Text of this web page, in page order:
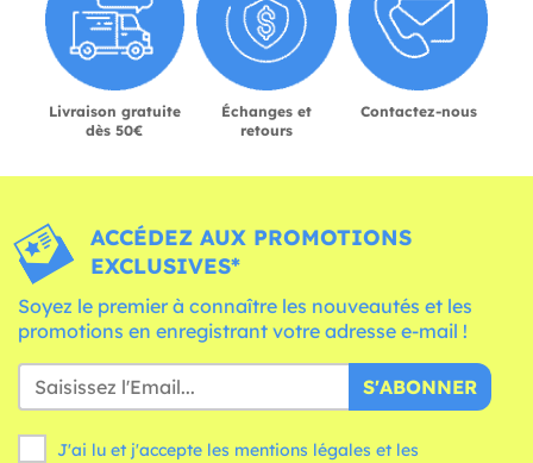
Livraison gratuite
dès 50€
Échanges et
retours
Contactez-nous
ACCÉDEZ AUX PROMOTIONS
EXCLUSIVES*
Soyez le premier à connaître les nouveautés et les
promotions en enregistrant votre adresse e-mail !
S'ABONNER
J'ai lu et j'accepte les mentions légales et les